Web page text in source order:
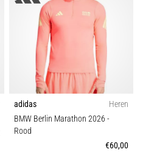
adidas
Heren
BMW Berlin Marathon 2026 -
Rood
€60,00